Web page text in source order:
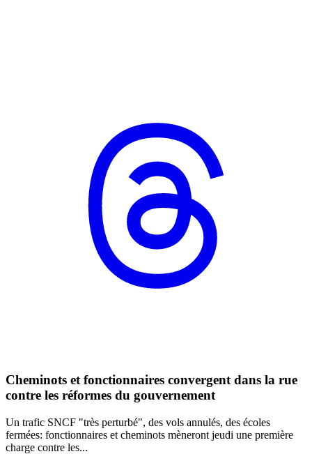
Cheminots et fonctionnaires convergent dans la rue
contre les réformes du gouvernement
Un trafic SNCF "très perturbé", des vols annulés, des écoles
fermées: fonctionnaires et cheminots mèneront jeudi une première
charge contre les...